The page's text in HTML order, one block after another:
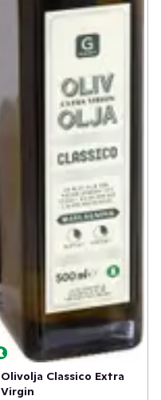
Olivolja Classico Extra
Virgin